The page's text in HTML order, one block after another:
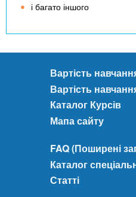
і багато іншого
Вартість
Вартість
Каталог Курсів
Мапа сайту
FAQ (Поширені
Каталог
Статті